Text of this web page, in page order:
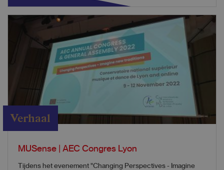
Verhaal
MUSense | AEC Congres Lyon
Tijdens het evenement "Changing Perspectives - Imagine